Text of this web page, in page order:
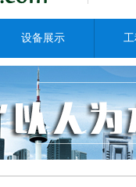
设备展示